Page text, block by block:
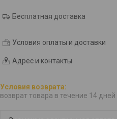
Бесплатная доставка
Условия оплаты и доставки
Адрес и контакты
возврат товара в течение 14 дней